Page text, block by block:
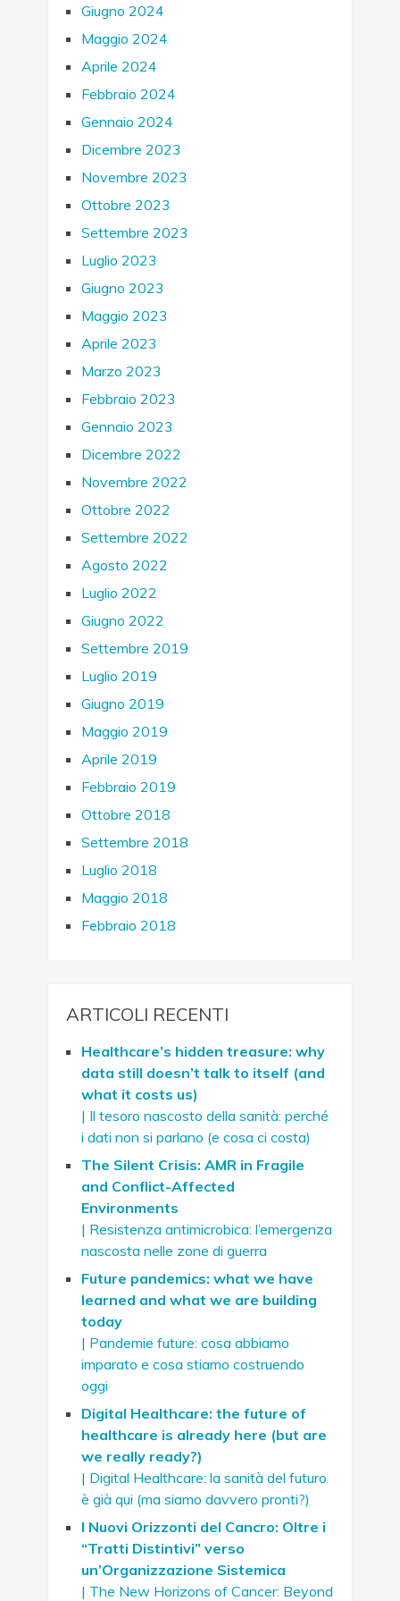
Giugno 2024
Maggio 2024
Aprile 2024
Febbraio 2024
Gennaio 2024
Dicembre 2023
Novembre 2023
Ottobre 2023
Settembre 2023
Luglio 2023
Giugno 2023
Maggio 2023
Aprile 2023
Marzo 2023
Febbraio 2023
Gennaio 2023
Dicembre 2022
Novembre 2022
Ottobre 2022
Settembre 2022
Agosto 2022
Luglio 2022
Giugno 2022
Settembre 2019
Luglio 2019
Giugno 2019
Maggio 2019
Aprile 2019
Febbraio 2019
Ottobre 2018
Settembre 2018
Luglio 2018
Maggio 2018
Febbraio 2018
ARTICOLI RECENTI
Healthcare’s hidden treasure: why
data still doesn’t talk to itself (and
what it costs us)
| Il tesoro nascosto della sanità: perché
i dati non si parlano (e cosa ci costa)
The Silent Crisis: AMR in Fragile
and Conflict-Affected
Environments
| Resistenza antimicrobica: l’emergenza
nascosta nelle zone di guerra
Future pandemics: what we have
learned and what we are building
today
| Pandemie future: cosa abbiamo
imparato e cosa stiamo costruendo
oggi
Digital Healthcare: the future of
healthcare is already here (but are
we really ready?)
| Digital Healthcare: la sanità del futuro
è già qui (ma siamo davvero pronti?)
I Nuovi Orizzonti del Cancro: Oltre i
“Tratti Distintivi” verso
un’Organizzazione Sistemica
| The New Horizons of Cancer: Beyond